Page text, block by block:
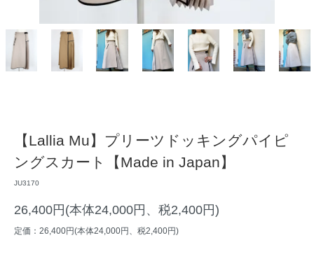
【Lallia Mu】プリーツドッキングパイピ
ングスカート【Made in Japan】
JU3170
26,400円(本体24,000円、税2,400円)
定価：26,400円(本体24,000円、税2,400円)